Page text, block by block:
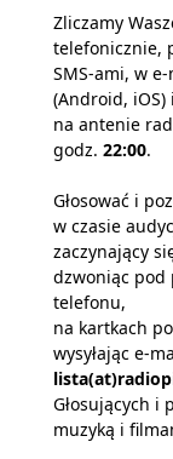
Zliczamy
telefonicznie,
SMS-ami, w
(Android,
na antenie
godz. 22:00.
Głosować i
w czasie
zaczynający
dzwoniąc pod
telefonu,
na kartkach
wysyłając e-
Głosujących i
muzyką i